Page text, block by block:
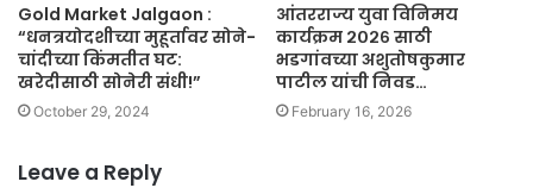
Gold Market Jalgaon :
“धनत्रयोदशीच्या मुहूर्तावर सोने-
चांदीच्या किंमतीत घट:
खरेदीसाठी सोनेरी संधी!”
October 29, 2024
आंतरराज्य युवा विनिमय
कार्यक्रम २०२६ साठी
भडगांवच्या अशुतोषकुमार
पाटील यांची निवड…
February 16, 2026
Leave a Reply